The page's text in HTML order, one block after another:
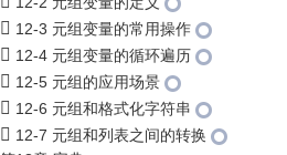
12-3 元组变量的常用操作
12-4 元组变量的循环遍历
12-5 元组的应用场景
12-6 元组和格式化字符串
12-7 元组和列表之间的转换